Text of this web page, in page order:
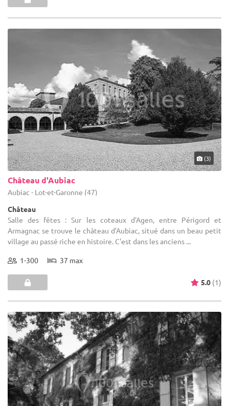
(3)
Château d'Aubiac
Aubiac - Lot-et-Garonne (47)
Château
Salle des fêtes : Sur les coteaux d'Agen, entre Périgord et
Armagnac se trouve le château d'Aubiac, situé dans un beau petit
village au passé riche en histoire. C'est dans les anciens ...
1-300 37 max
5.0 (1)